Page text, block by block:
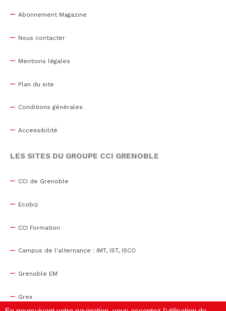
Abonnement Magazine
Nous contacter
Mentions légales
Plan du site
Conditions générales
Accessibilité
LES SITES DU GROUPE CCI GRENOBLE
CCI de Grenoble
Ecobiz
CCI Formation
Campus de l'alternance : IMT, IST, ISCO
Grenoble EM
Grex